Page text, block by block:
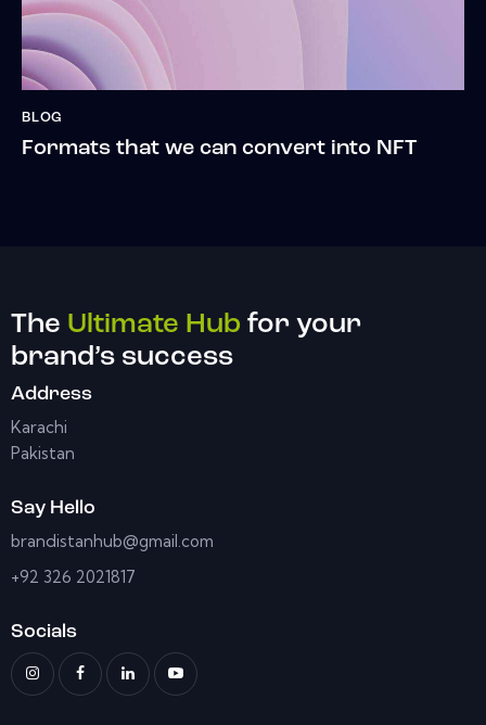
BLOG
Formats that we can convert into NFT
The Ultimate Hub for your
brand’s success
Address
Karachi
Pakistan
Say Hello
brandistanhub@gmail.com
+92 326 2021817
Socials